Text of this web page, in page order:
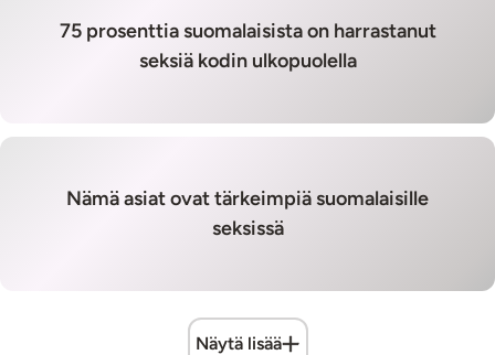
75 prosenttia suomalaisista on harrastanut
seksiä kodin ulkopuolella
Nämä asiat ovat tärkeimpiä suomalaisille
seksissä
Näytä lisää